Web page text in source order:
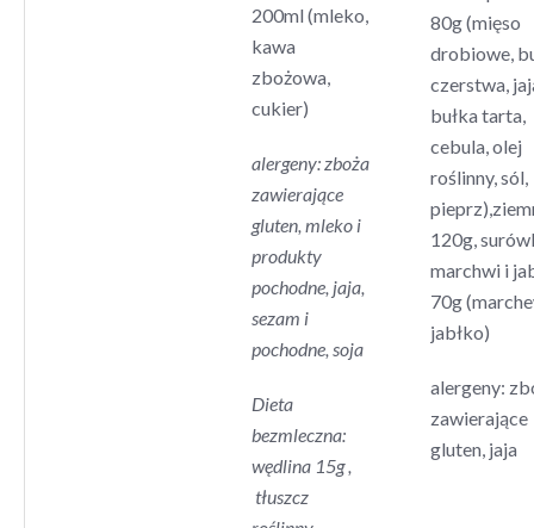
200ml (mleko,
kawa
zbożowa,
cukier)
alergeny: zboża
zawierające
gluten, mleko i
produkty
pochodne, jaja,
sezam i
pochodne, soja
Dieta
bezmleczna:
wędlina 15g ,
tłuszcz
80g (mięso
drobiowe,
czerstwa,
bułka tarta,
cebula, olej
roślinny, sól,
120g,
marchwi i
70g
jabłko)
alergeny:
zawierające
gluten, jaja